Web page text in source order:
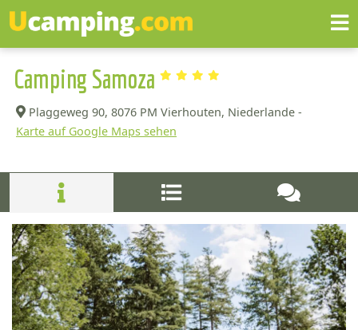
Camping Samoza
Plaggeweg 90, 8076 PM Vierhouten, Niederlande -
Karte auf Google Maps sehen